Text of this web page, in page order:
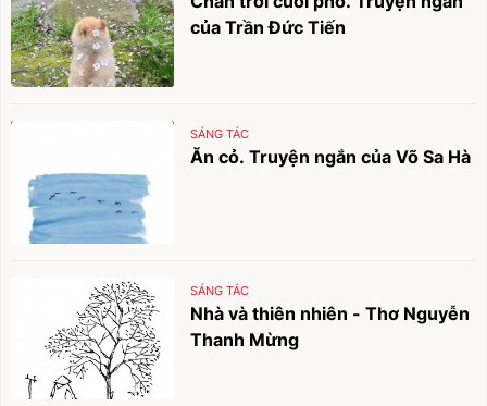
của Trần Đức Tiến
SÁNG TÁC
Ăn cỏ. Truyện ngắn của Võ Sa Hà
SÁNG TÁC
Nhà và thiên nhiên - Thơ Nguyễn
Thanh Mừng